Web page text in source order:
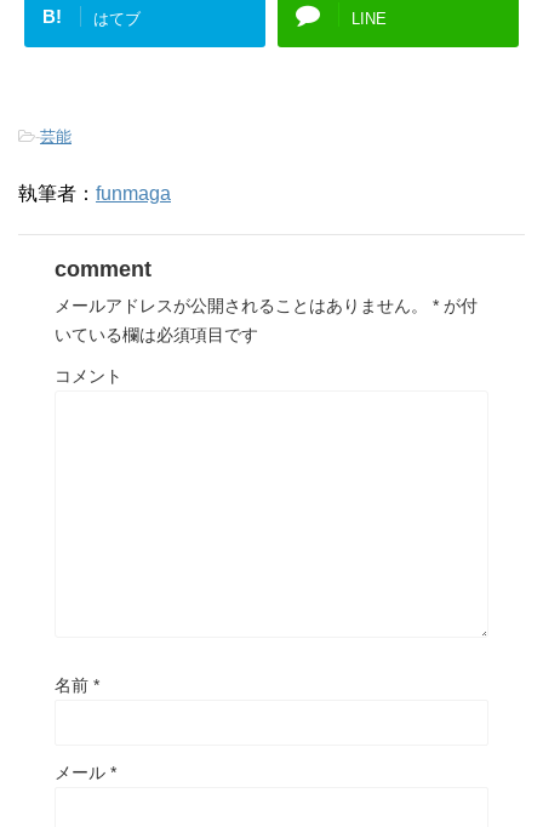
B! はてブ LINE
-芸能
執筆者： funmaga
comment
メールアドレスが公開されることはありません。 * が付
いている欄は必須項目です
コメント
名前 *
メール *